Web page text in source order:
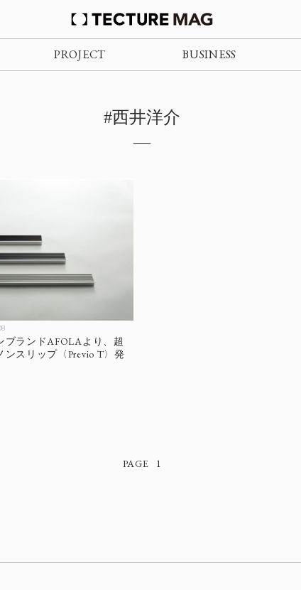
PROJECT BUSINESS
#西井洋介
ブランドAFOLAより、超
スリップ〈Previo T〉発
1